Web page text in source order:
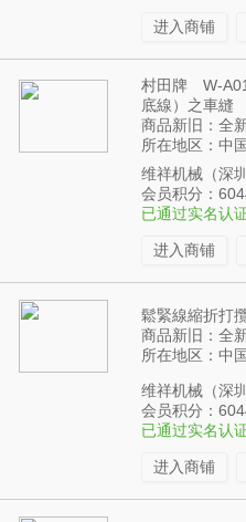
进入商铺
村田牌 W-
底線）之車縫
商品新旧：全
所在地区：中
维祥机械（深
会员积分：
已通过实名认
进入商铺
鬆緊線縮折打
商品新旧：全
所在地区：中
维祥机械（深
会员积分：
已通过实名认
进入商铺